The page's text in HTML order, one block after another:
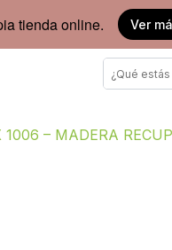
tienda online. Ver
1006 – MADERA